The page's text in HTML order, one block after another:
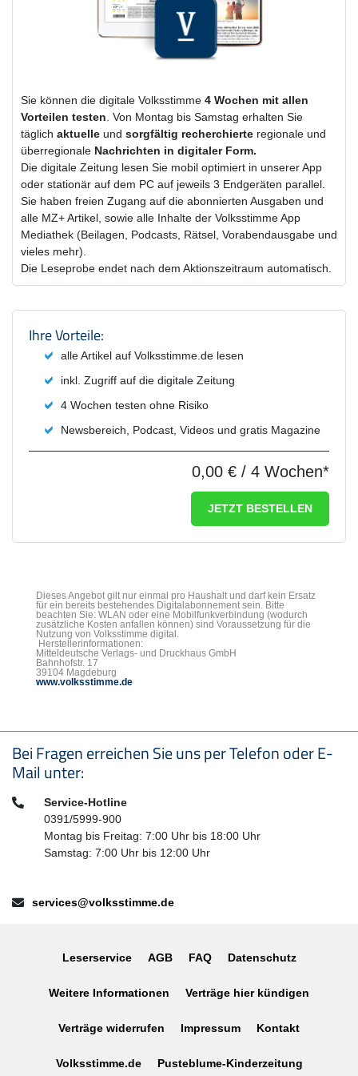
Sie können die digitale Volksstimme 4 Wochen mit allen
Vorteilen testen . Von Montag bis Samstag erhalten Sie
täglich aktuelle und sorgfältig recherchierte regionale und
überregionale Nachrichten in digitaler Form.
Die digitale Zeitung lesen Sie mobil optimiert in unserer App
oder stationär auf dem PC auf jeweils 3 Endgeräten parallel.
Sie haben freien Zugang auf die abonnierten Ausgaben und
alle MZ+ Artikel, sowie alle Inhalte der Volksstimme App
Mediathek (Beilagen, Podcasts, Rätsel, Vorabendausgabe und
vieles mehr).
Die Leseprobe endet nach dem Aktionszeitraum automatisch.
Produktzusammenfassung und
Ihre Vorteile:
alle Artikel auf Volksstimme.de lesen
inkl. Zugriff auf die digitale Zeitung
4 Wochen testen ohne Risiko
Newsbereich, Podcast, Videos und gratis Magazine
0,00 € / 4 Wochen*
JETZT BESTELLEN
Dieses Angebot gilt nur einmal pro Haushalt und darf kein Ersatz
für ein bereits bestehendes Digitalabonnement sein. Bitte
beachten Sie: WLAN oder eine Mobilfunkverbindung (wodurch
zusätzliche Kosten anfallen können) sind Voraussetzung für die
Nutzung von Volksstimme digital.
Herstellerinformationen:
Mitteldeutsche Verlags- und Druckhaus GmbH
Bahnhofstr. 17
39104 Magdeburg
www.volksstimme.de
Seitenfußbereich
Bei Fragen erreichen Sie uns per Telefon oder E-
Mail unter:
Telefon:Service-Hotline
0391/5999-900
Montag bis Freitag: 7:00 Uhr bis 18:00 Uhr
Samstag: 7:00 Uhr bis 12:00 Uhr
E-Mail:services@volksstimme.de
Leserservice AGB FAQ Datenschutz
Weitere Informationen Verträge hier kündigen
Verträge widerrufen Impressum Kontakt
Volksstimme.de Pusteblume-Kinderzeitung